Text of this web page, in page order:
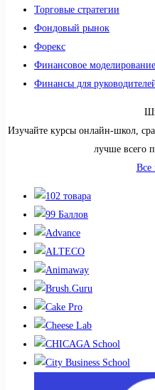
Торговые стратегии
Фондовый рынок
Форекс
Финансовое моделирование
Финансы для
Изучайте курсы онлайн-школ,
лучше всего
Все